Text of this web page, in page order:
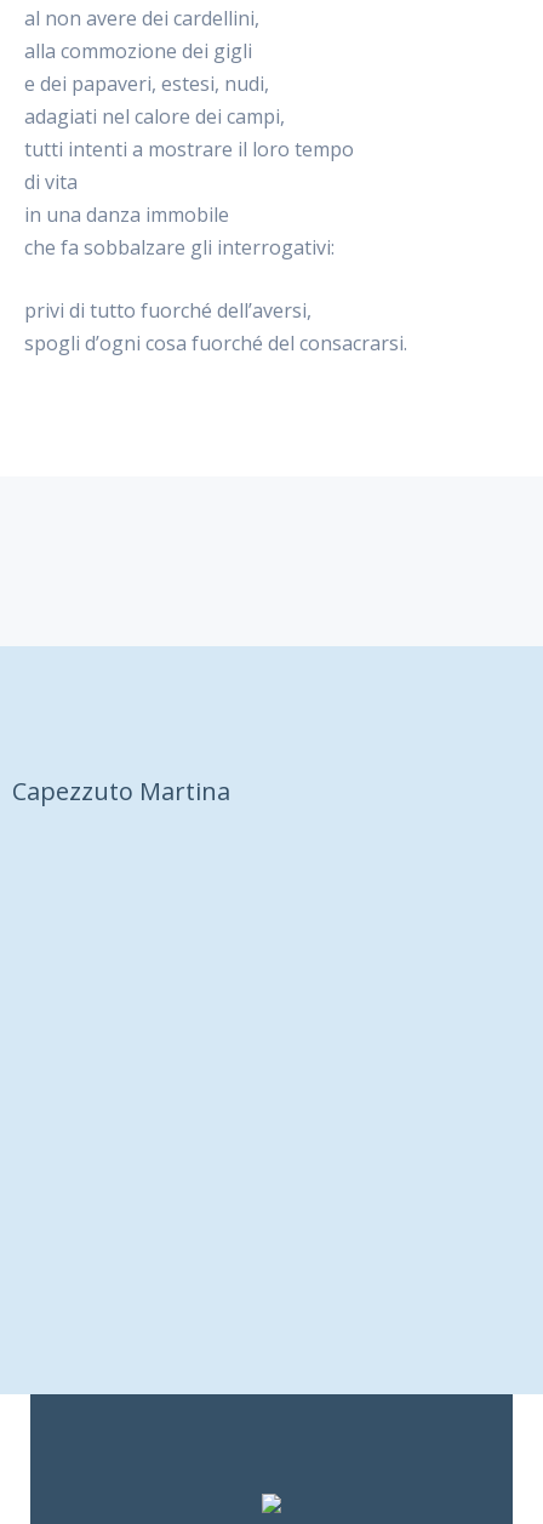
al non avere dei cardellini,
alla commozione dei gigli
e dei papaveri, estesi, nudi,
adagiati nel calore dei campi,
tutti intenti a mostrare il loro tempo
di vita
in una danza immobile
che fa sobbalzare gli interrogativi:
privi di tutto fuorché dell’aversi,
spogli d’ogni cosa fuorché del consacrarsi.
Capezzuto Martina